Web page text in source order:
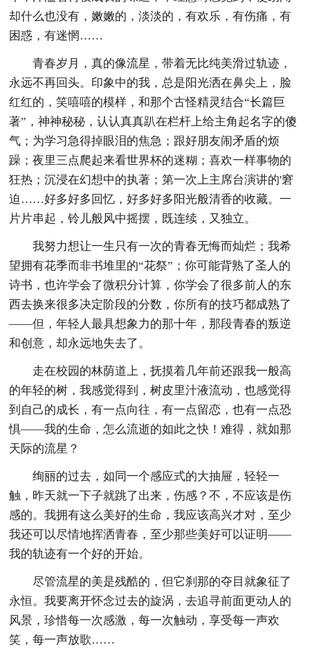
却什么也没有，嫩嫩的，淡淡的，有欢乐，有伤痛，有
困惑，有迷惘……
青春岁月，真的像流星，带着无比纯美滑过轨迹，
永远不再回头。印象中的我，总是阳光洒在鼻尖上，脸
红红的，笑嘻嘻的模样，和那个古怪精灵结合“长篇巨
著”，神神秘秘，认认真真趴在栏杆上给主角起名字的傻
气；为学习急得掉眼泪的焦急；跟好朋友闹矛盾的烦
躁；夜里三点爬起来看世界杯的迷糊；喜欢一样事物的
狂热；沉浸在幻想中的执著；第一次上主席台演讲的'窘
迫……好多好多回忆，好多好多阳光般清香的收藏。一
片片串起，铃儿般风中摇摆，既连续，又独立。
我努力想让一生只有一次的青春无悔而灿烂；我希
望拥有花季而非书堆里的“花祭”；你可能背熟了圣人的
诗书，也许学会了微积分计算，你学会了很多前人的东
西去换来很多决定阶段的分数，你所有的技巧都成熟了
——但，年轻人最具想象力的那十年，那段青春的叛逆
和创意，却永远地失去了。
走在校园的林荫道上，抚摸着几年前还跟我一般高
的年轻的树，我感觉得到，树皮里汁液流动，也感觉得
到自己的成长，有一点向往，有一点留恋，也有一点恐
惧——我的生命，怎么流逝的如此之快！难得，就如那
天际的流星？
绚丽的过去，如同一个感应式的大抽屉，轻轻一
触，昨天就一下子就跳了出来，伤感？不，不应该是伤
感的。我拥有这么美好的生命，我应该高兴才对，至少
我还可以尽情地挥洒青春，至少那些美好可以证明——
我的轨迹有一个好的开始。
尽管流星的美是残酷的，但它刹那的夺目就象征了
永恒。我要离开怀念过去的旋涡，去追寻前面更动人的
风景，珍惜每一次感激，每一次触动，享受每一声欢
笑，每一声放歌……